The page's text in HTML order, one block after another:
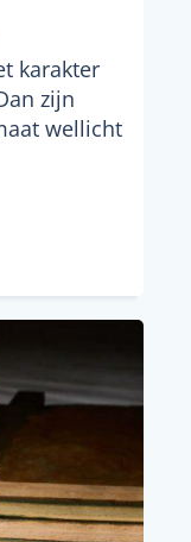
karakter
zijn
wellicht